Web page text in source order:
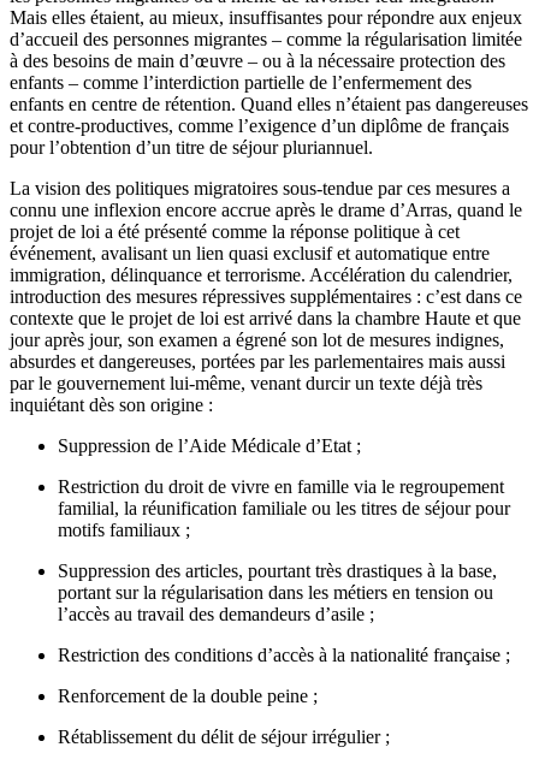
Mais elles étaient, au mieux, insuffisantes pour répondre aux enjeux
d’accueil des personnes migrantes – comme la régularisation limitée
à des besoins de main d’œuvre – ou à la nécessaire protection des
enfants – comme l’interdiction partielle de l’enfermement des
enfants en centre de rétention. Quand elles n’étaient pas dangereuses
et contre-productives, comme l’exigence d’un diplôme de français
pour l’obtention d’un titre de séjour pluriannuel.
La vision des politiques migratoires sous-tendue par ces mesures a
connu une inflexion encore accrue après le drame d’Arras, quand le
projet de loi a été présenté comme la réponse politique à cet
événement, avalisant un lien quasi exclusif et automatique entre
immigration, délinquance et terrorisme. Accélération du calendrier,
introduction des mesures répressives supplémentaires : c’est dans ce
contexte que le projet de loi est arrivé dans la chambre Haute et que
jour après jour, son examen a égrené son lot de mesures indignes,
absurdes et dangereuses, portées par les parlementaires mais aussi
par le gouvernement lui-même, venant durcir un texte déjà très
inquiétant dès son origine :
Suppression de l’Aide Médicale d’Etat ;
Restriction du droit de vivre en famille via le regroupement
familial, la réunification familiale ou les titres de séjour pour
motifs familiaux ;
Suppression des articles, pourtant très drastiques à la base,
portant sur la régularisation dans les métiers en tension ou
l’accès au travail des demandeurs d’asile ;
Restriction des conditions d’accès à la nationalité française ;
Renforcement de la double peine ;
Rétablissement du délit de séjour irrégulier ;